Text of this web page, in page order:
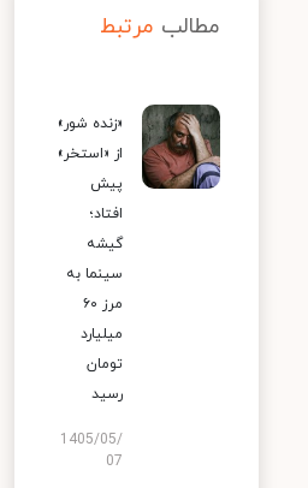
مطالب مرتبط
«زنده شور»
از «استخر»
پیش
افتاد؛
گیشه
سینما به
مرز ۶۰
میلیارد
تومان
رسید
1405/05/
07